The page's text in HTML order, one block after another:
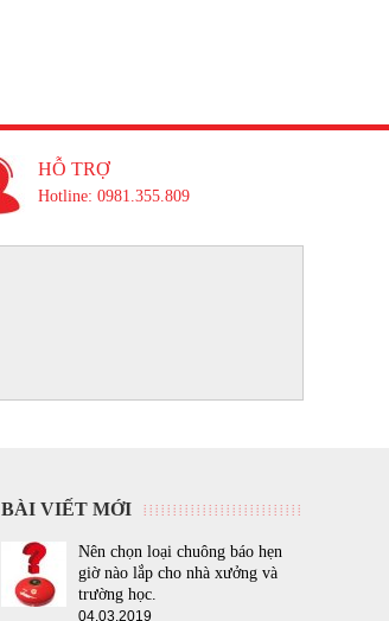
HỖ TRỢ
Hotline: 0981.355.809
BÀI VIẾT MỚI
Nên chọn loại chuông báo hẹn
giờ nào lắp cho nhà xưởng và
trường học.
04.03.2019